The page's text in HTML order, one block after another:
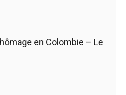
en Colombie – Le